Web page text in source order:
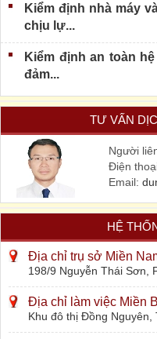
Kiểm định nhà máy
chịu lự...
Kiểm định an toàn
đảm...
TƯ VẤN
Người
Điện
Email:
HỆ
Địa chỉ trụ sở Miền
198/9 Nguyễn Thái Sơn,
Địa chỉ làm việc Miền
Khu đô thị Đồng